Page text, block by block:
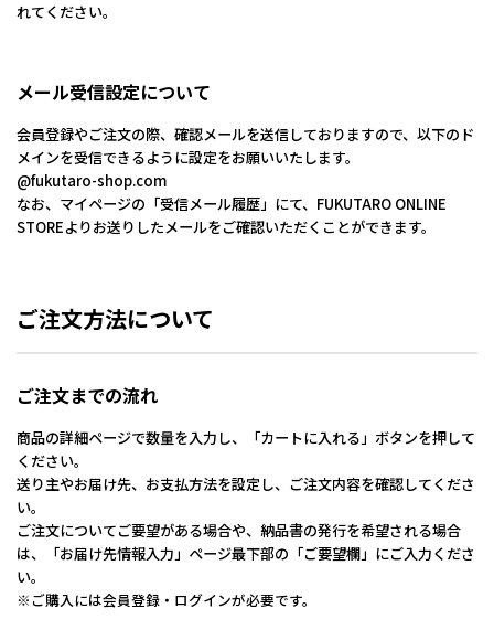
れてください。
メール受信設定について
会員登録やご注文の際、確認メールを送信しておりますので、以下のド
メインを受信できるように設定をお願いいたします。
@fukutaro-shop.com
なお、マイページの「受信メール履歴」にて、FUKUTARO ONLINE
STOREよりお送りしたメールをご確認いただくことができます。
ご注文方法について
ご注文までの流れ
商品の詳細ページで数量を入力し、「カートに入れる」ボタンを押して
ください。
送り主やお届け先、お支払方法を設定し、ご注文内容を確認してくださ
い。
ご注文についてご要望がある場合や、納品書の発行を希望される場合
は、「お届け先情報入力」ページ最下部の「ご要望欄」にご入力くださ
い。
※ご購入には会員登録・ログインが必要です。